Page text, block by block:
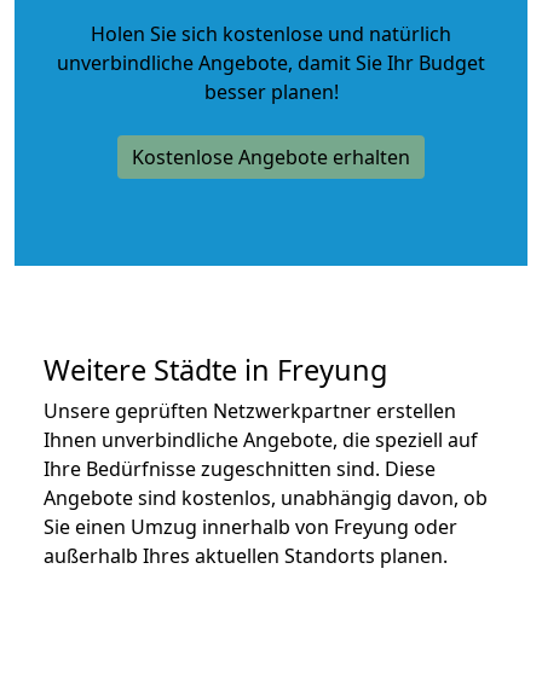
Holen Sie sich kostenlose und natürlich
unverbindliche Angebote, damit Sie Ihr Budget
besser planen!
Kostenlose Angebote erhalten
Weitere Städte in Freyung
Unsere geprüften Netzwerkpartner erstellen
Ihnen unverbindliche Angebote, die speziell auf
Ihre Bedürfnisse zugeschnitten sind. Diese
Angebote sind kostenlos, unabhängig davon, ob
Sie einen Umzug innerhalb von Freyung oder
außerhalb Ihres aktuellen Standorts planen.